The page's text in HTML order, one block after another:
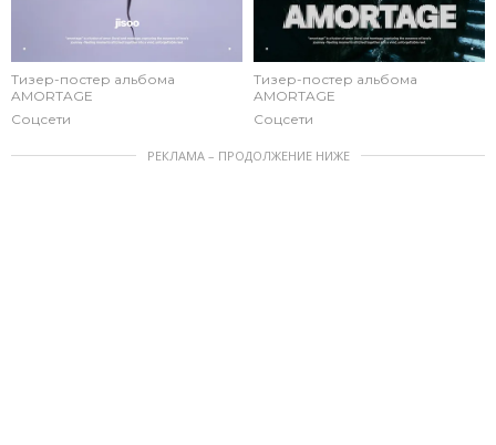
Тизер-постер альбома
AMORTAGE
Соцсети
Тизер-постер альбома
AMORTAGE
Соцсети
РЕКЛАМА – ПРОДОЛЖЕНИЕ НИЖЕ